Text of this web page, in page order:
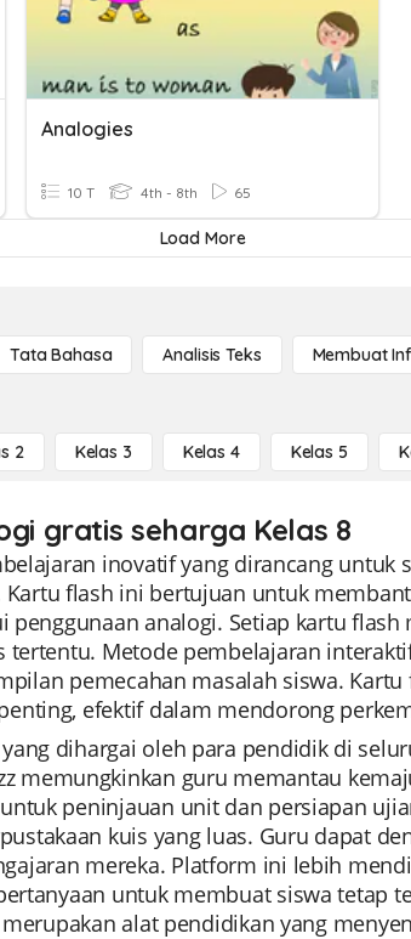
Analogies
10 T 4th - 8th 65
Load More
Tata Bahasa Analisis Teks Membuat
2 Kelas 3 Kelas 4 Kelas 5
gratis seharga Kelas 8
inovatif yang dirancang untuk
flash ini bertujuan untuk
penggunaan analogi. Setiap kartu flash
Metode pembelajaran
pemecahan masalah siswa.
efektif dalam mendorong
dihargai oleh para pendidik di
memungkinkan guru memantau
peninjauan unit dan persiapan
kuis yang luas. Guru dapat
mereka. Platform ini lebih
untuk membuat siswa tetap
alat pendidikan yang